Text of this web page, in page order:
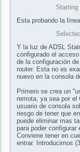
Esta probando la
Y la luz de ADSL
configurado el
de la configuración de
router. Esta no es
nuevo en la consola
Primero se crea un
remota, ya sea por el
usuario de consola
riesgo de tener que
puede eliminar mas
para poder configurar
Conviene tener en
entrar. Introducimos